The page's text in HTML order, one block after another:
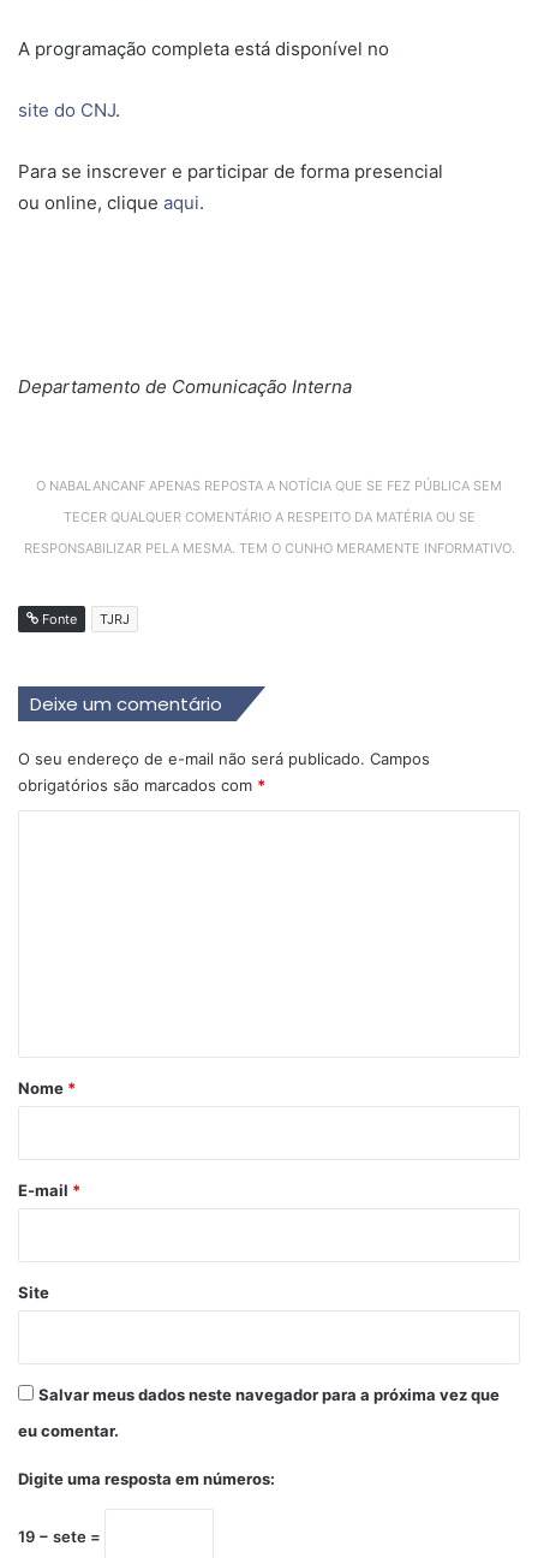
A programação completa está disponível no
site do CNJ.
Para se inscrever e participar de forma presencial
ou online, clique aqui.
Departamento de Comunicação Interna
O NABALANCANF APENAS REPOSTA A NOTÍCIA QUE SE FEZ PÚBLICA SEM
TECER QUALQUER COMENTÁRIO A RESPEITO DA MATÉRIA OU SE
RESPONSABILIZAR PELA MESMA. TEM O CUNHO MERAMENTE INFORMATIVO.
Fonte TJRJ
Deixe um comentário
O seu endereço de e-mail não será publicado. Campos
obrigatórios são marcados com *
r
*
Nome *
E-mail *
Site
Salvar meus dados neste navegador para a próxima vez que
eu comentar.
Digite uma resposta em números:
19 − sete =